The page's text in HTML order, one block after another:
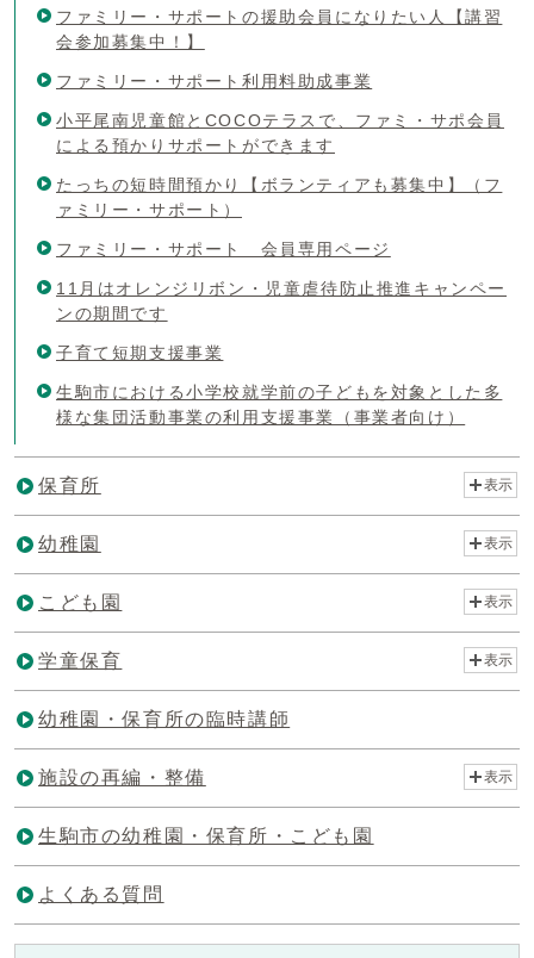
ファミリー・サポートの援助会員になりたい人【講習
会参加募集中！】
ファミリー・サポート利用料助成事業
小平尾南児童館とCOCOテラスで、ファミ・サポ会員
による預かりサポートができます
たっちの短時間預かり【ボランティアも募集中】（フ
ァミリー・サポート）
ファミリー・サポート 会員専用ページ
11月はオレンジリボン・児童虐待防止推進キャンペー
ンの期間です
子育て短期支援事業
生駒市における小学校就学前の子どもを対象とした多
様な集団活動事業の利用支援事業（事業者向け）
保育所 表示
幼稚園 表示
こども園 表示
学童保育 表示
幼稚園・保育所の臨時講師
施設の再編・整備 表示
生駒市の幼稚園・保育所・こども園
よくある質問